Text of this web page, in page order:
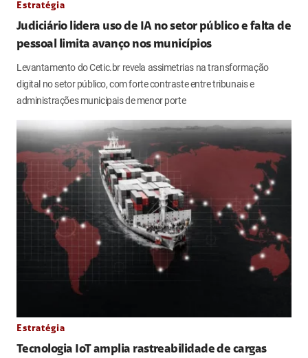
Estratégia
Judiciário lidera uso de IA no setor público e falta de
pessoal limita avanço nos municípios
Levantamento do Cetic.br revela assimetrias na transformação
digital no setor público, com forte contraste entre tribunais e
administrações municipais de menor porte
Estratégia
Tecnologia IoT amplia rastreabilidade de cargas